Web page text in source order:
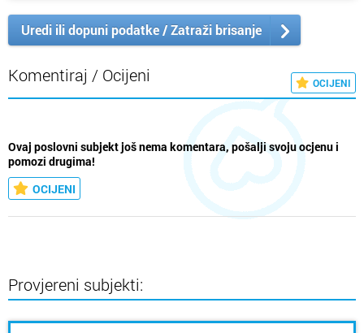
Uredi ili dopuni podatke / Zatraži brisanje
Komentiraj / Ocijeni OCIJENI
Ovaj poslovni subjekt još nema komentara, pošalji svoju ocjenu i
pomozi drugima!
OCIJENI
Provjereni subjekti: